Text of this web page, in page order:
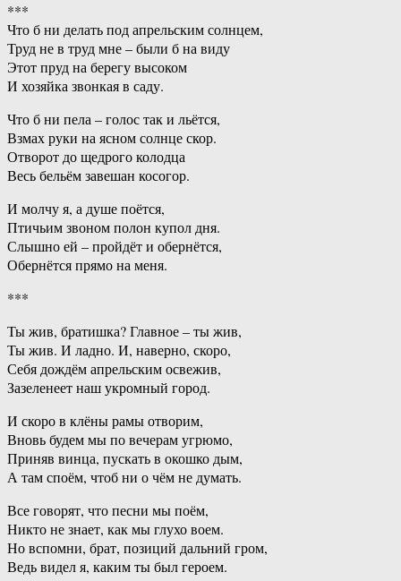
***
Что б ни делать под апрельским солнцем,
Труд не в труд мне – были б на виду
Этот пруд на берегу высоком
И хозяйка звонкая в саду.
Что б ни пела – голос так и льётся,
Взмах руки на ясном солнце скор.
Отворот до щедрого колодца
Весь бельём завешан косогор.
И молчу я, а душе поётся,
Птичьим звоном полон купол дня.
Слышно ей – пройдёт и обернётся,
Обернётся прямо на меня.
***
Ты жив, братишка? Главное – ты жив,
Ты жив. И ладно. И, наверно, скоро,
Себя дождём апрельским освежив,
Зазеленеет наш укромный город.
И скоро в клёны рамы отворим,
Вновь будем мы по вечерам угрюмо,
Приняв винца, пускать в окошко дым,
А там споём, чтоб ни о чём не думать.
Все говорят, что песни мы поём,
Никто не знает, как мы глухо воем.
Но вспомни, брат, позиций дальний гром,
Ведь видел я, каким ты был героем.